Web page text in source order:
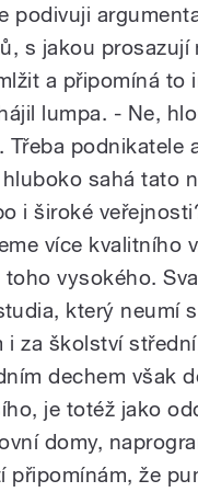
podivuji
s jakou prosazují
a připomíná
lumpa. - Ne,
podnikatele
sahá tato
i široké
více kvalitního
vysokého.
který neumí
i za školství
dechem však
je totéž jako
domy,
připomínám, že